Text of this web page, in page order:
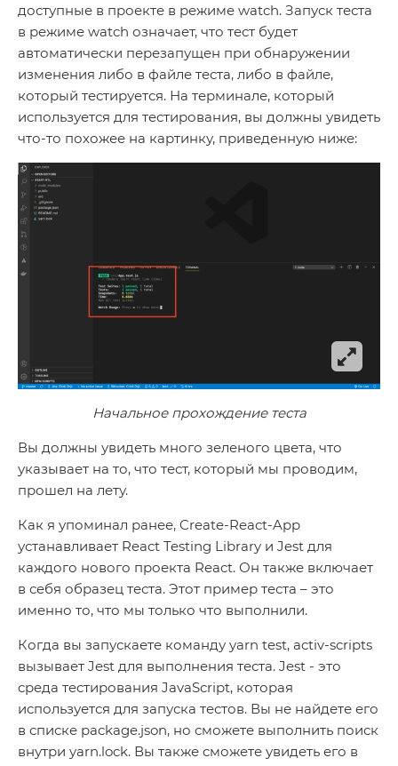
доступные в проекте в режиме watch. Запуск теста
в режиме watch означает, что тест будет
автоматически перезапущен при обнаружении
изменения либо в файле теста, либо в файле,
который тестируется. На терминале, который
используется для тестирования, вы должны увидеть
что-то похожее на картинку, приведенную ниже:
Начальное прохождение теста
Вы должны увидеть много зеленого цвета, что
указывает на то, что тест, который мы проводим,
прошел на лету.
Как я упоминал ранее, Create-React-App
устанавливает React Testing Library и Jest для
каждого нового проекта React. Он также включает
в себя образец теста. Этот пример теста – это
именно то, что мы только что выполнили.
Когда вы запускаете команду yarn test, activ-scripts
вызывает Jest для выполнения теста. Jest - это
среда тестирования JavaScript, которая
используется для запуска тестов. Вы не найдете его
в списке package.json, но сможете выполнить поиск
внутри yarn.lock. Вы также сможете увидеть его в